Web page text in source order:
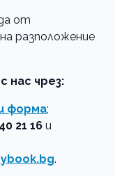
от
разположение
нас чрез:
форма;
21 16 и
.